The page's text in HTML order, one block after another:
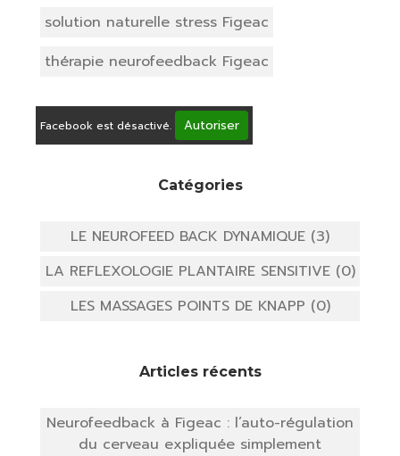
solution naturelle stress Figeac
thérapie neurofeedback Figeac
Facebook est désactivé. Autoriser
Catégories
LE NEUROFEED BACK DYNAMIQUE (3)
LA REFLEXOLOGIE PLANTAIRE SENSITIVE (0)
LES MASSAGES POINTS DE KNAPP (0)
Articles récents
Neurofeedback à Figeac : l’auto-régulation
du cerveau expliquée simplement